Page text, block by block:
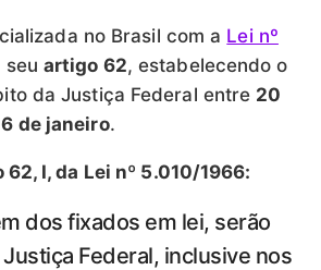
no Brasil com a Lei nº
seu artigo 62, estabelecendo o
da Justiça Federal entre 20
de janeiro.
62, I, da Lei nº 5.010/1966:
dos fixados em lei, serão
Federal, inclusive nos